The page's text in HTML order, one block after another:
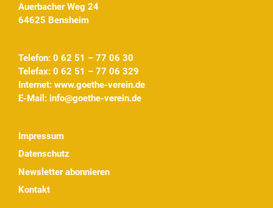
Auerbacher Weg 24
64625 Bensheim
Telefon: 0 62 51 – 77 06 30
Telefax: 0 62 51 – 77 06 329
Internet: www.goethe-verein.de
E-Mail: info@goethe-verein.de
Impressum
Datenschutz
Newsletter abonnieren
Kontakt